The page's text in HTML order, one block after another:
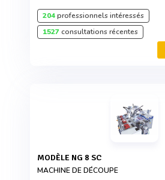
204professionnels intéressés
1527consultations récentes
MODÈLE NG 8 SC
MACHINE DE DÉCOUPE